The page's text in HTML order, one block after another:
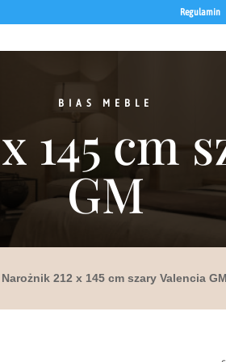
Regulamin
BIAS MEBLE
145 cm
GM
Narożnik 212 x 145 cm szary Valencia GM